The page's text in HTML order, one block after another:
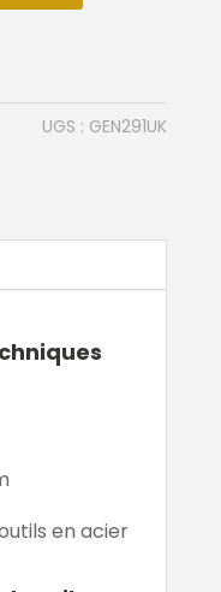
UGS : GEN291UK
en acier